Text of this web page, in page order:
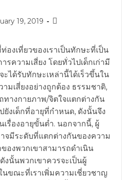
19, 2019
งเที่ยวของเราเป็นทักษะที่เป็น
รความเสี่ยง โดยทั่วไปเด็กเก่ามี
ได้รับทักษะเหล่านี้ได้เร็วขึ้นใน
มเสี่ยงอย่างถูกต้อง ธรรมชาติ,
ทางกายภาพ/จิตใจแตกต่างกัน
ยังเด็กที่อายุที่กำหนด, ดังนั้นจึง
รื่องอายุขั้นต่ำ. นอกจากนี้, ผู้
จมีระดับที่แตกต่างกันของความ
องพวกเขาสามารถดำเนิน
งนั้นพวกเขาควรจะเป็นผู้
นขณะที่เราเพิ่มความเชี่ยวชาญ